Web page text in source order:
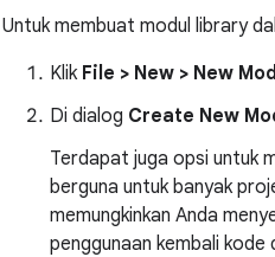
Untuk membuat modul library
Klik File > New > New
Di dialog Create New
Terdapat juga opsi untuk
berguna untuk banyak
memungkinkan Anda
penggunaan kembali